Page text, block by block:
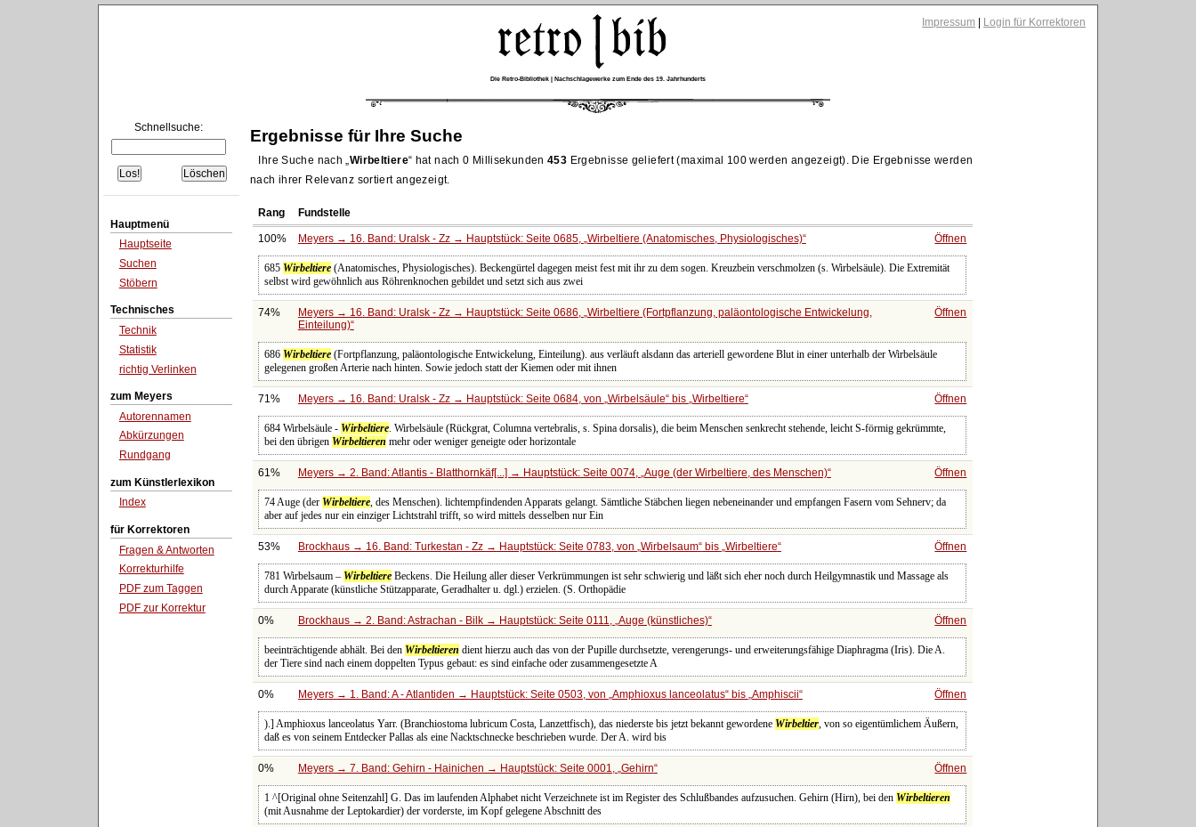
Impressum Login für Korrektoren
Die Retro-Bibliothek | Nachschlagewerke zum Ende des 19. Jahrhunderts
Schnellsuche:
Hauptmenü
Hauptseite
Suchen
Stöbern
Technisches
Technik
Statistik
richtig Verlinken
zum Meyers
Autorennamen
Abkürzungen
Rundgang
zum Künstlerlexikon
Index
für Korrektoren
Fragen & Antworten
Korrekturhilfe
PDF zum Taggen
PDF zur Korrektur
Ergebnisse für Ihre Suche
Ihre Suche nach Wirbeltiere hat nach 0 Millisekunden453 Ergebnisse geliefert (maximal 100 werden angezeigt). Die Ergebnisse werden
nach ihrer Relevanz sortiert angezeigt.
Rang Fundstelle
100% Meyers → 16. Band: Uralsk - Zz → Hauptstück: Seite 0685, Wirbeltiere (Anatomisches, Physiologisches) Öffnen
685 Wirbeltiere (Anatomisches, Physiologisches). Beckengürtel dagegen meist fest mit ihr zu dem sogen. Kreuzbein verschmolzen (s. Wirbelsäule). Die Extremität
selbst wird gewöhnlich aus Röhrenknochen gebildet und setzt sich aus zwei
74% Meyers → 16. Band: Uralsk - Zz → Hauptstück: Seite 0686, Wirbeltiere (Fortpflanzung, paläontologische Entwickelung,
Einteilung)
Öffnen
686 Wirbeltiere (Fortpflanzung, paläontologische Entwickelung, Einteilung). aus verläuft alsdann das arteriell gewordene Blut in einer unterhalb der Wirbelsäule
gelegenen großen Arterie nach hinten. Sowie jedoch statt der Kiemen oder mit ihnen
71% Meyers → 16. Band: Uralsk - Zz → Hauptstück: Seite 0684, von Wirbelsäule bis Wirbeltiere Öffnen
684 Wirbelsäule - Wirbeltiere. Wirbelsäule (Rückgrat, Columna vertebralis, s. Spina dorsalis), die beim Menschen senkrecht stehende, leicht S-förmig gekrümmte,
bei den übrigen Wirbeltieren mehr oder weniger geneigte oder horizontale
61% Meyers → 2. Band: Atlantis - Blatthornkäf[...] → Hauptstück: Seite 0074, Auge (der Wirbeltiere, des Menschen) Öffnen
74 Auge (der Wirbeltiere, des Menschen). lichtempfindenden Apparats gelangt. Sämtliche Stäbchen liegen nebeneinander und empfangen Fasern vom Sehnerv; da
aber auf jedes nur ein einziger Lichtstrahl trifft, so wird mittels desselben nur Ein
53% Brockhaus → 16. Band: Turkestan - Zz → Hauptstück: Seite 0783, von Wirbelsaum bis Wirbeltiere Öffnen
781 Wirbelsaum – Wirbeltiere Beckens. Die Heilung aller dieser Verkrümmungen ist sehr schwierig und läßt sich eher noch durch Heilgymnastik und Massage als
durch Apparate (künstliche Stützapparate, Geradhalter u. dgl.) erzielen. (S. Orthopädie
0% Brockhaus → 2. Band: Astrachan - Bilk → Hauptstück: Seite 0111, Auge (künstliches) Öffnen
beeinträchtigende abhält. Bei den Wirbeltieren dient hierzu auch das von der Pupille durchsetzte, verengerungs- und erweiterungsfähige Diaphragma (Iris). Die A.
der Tiere sind nach einem doppelten Typus gebaut: es sind einfache oder zusammengesetzte A
0% Meyers → 1. Band: A - Atlantiden → Hauptstück: Seite 0503, von Amphioxus lanceolatus bis Amphiscii Öffnen
).] Amphioxus lanceolatus Yarr. (Branchiostoma lubricum Costa, Lanzettfisch), das niederste bis jetzt bekannt gewordene Wirbeltier, von so eigentümlichem Äußern,
daß es von seinem Entdecker Pallas als eine Nacktschnecke beschrieben wurde. Der A. wird bis
0% Meyers → 7. Band: Gehirn - Hainichen → Hauptstück: Seite 0001, Gehirn Öffnen
1 ^[Original ohne Seitenzahl] G. Das im laufenden Alphabet nicht Verzeichnete ist im Register des Schlußbandes aufzusuchen. Gehirn (Hirn), bei den Wirbeltieren
(mit Ausnahme der Leptokardier) der vorderste, im Kopf gelegene Abschnitt des